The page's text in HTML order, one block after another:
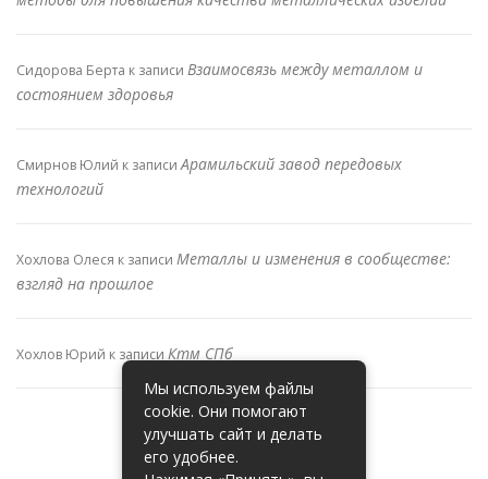
Сидорова Берта к записи Взаимосвязь между металлом и
состоянием здоровья
Смирнов Юлий к записиАрамильский завод передовых
технологий
Хохлова Олеся к записи Металлы и изменения в сообществе:
взгляд на прошлое
Хохлов Юрий к записи Ктм СПб
Мы используем файлы
cookie. Они помогают
улучшать сайт и делать
его удобнее.